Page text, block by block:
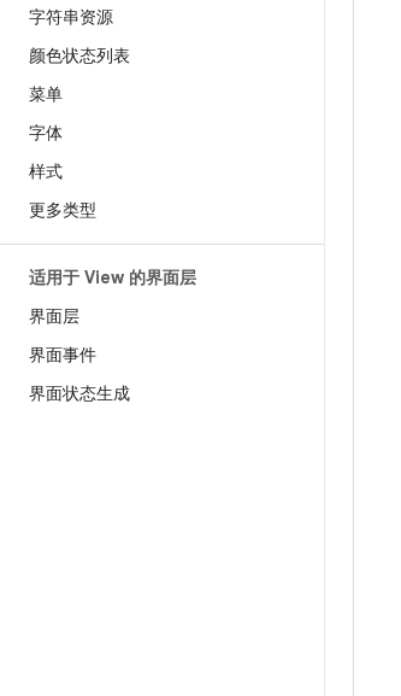
字符串资源
颜色状态列表
菜单
字体
样式
更多类型
适用于 View 的界面层
界面层
界面事件
界面状态生成